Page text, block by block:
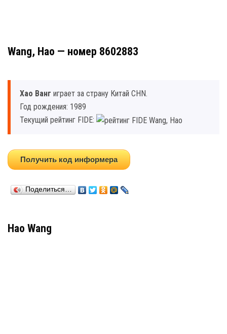
Wang, Hao — номер 8602883
Хао Ванг играет за страну Китай CHN.
Год рождения: 1989
Текущий рейтинг FIDE:
Получить код информера
Поделиться…
Hao Wang